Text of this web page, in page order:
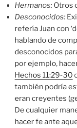
Hermanos: Otros
Desconocidos:
refería Juan con
hablando de
desconocidos
por ejemplo,
Hechos 11:29-30
también podría
eran creyentes
De cualquier
hacer fe ante